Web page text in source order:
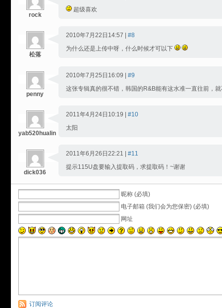
rock
超级喜欢
松落
2010年7月22日14:57 | #8
为什么还是上传中呀，什么时候才可以下
penny
2010年7月25日16:09 | #9
这张专辑真的很不错，韩国的R&B能有这水准一直往前，
yab520hualin
2011年4月24日10:19 | #10
太阳
dick036
2011年6月26日22:21 | #11
提示115U盘要输入提取码，求提取码！~谢谢
昵称 (必填)
电子邮箱 (我们会为您保密) (必填)
网址
订阅评论